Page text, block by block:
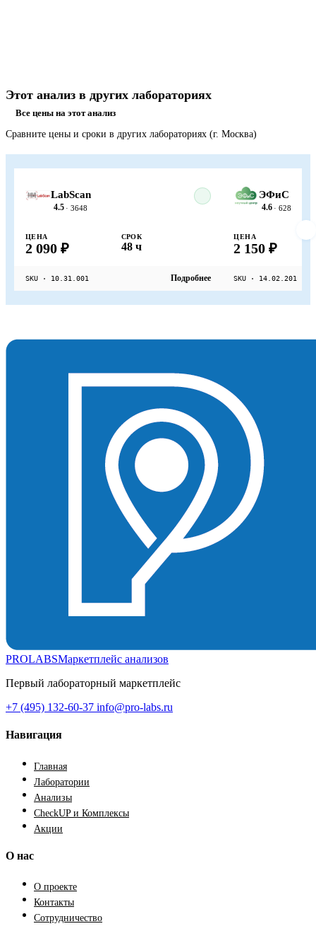
Этот анализ в других лабораториях
Все цены на этот анализ
Сравните цены и сроки в других лабораториях (г. Москва)
LabScan
4.5 · 3648
ЦЕНА
2 090 ₽
СРОК
48 ч
SKU · 10.31.001 Подробнее
ЭФиС
4.6 · 628
ЦЕНА
2 150 ₽
SKU · 14.02.201
PROLABSМаркетплейс анализов
Первый лабораторный маркетплейс
+7 (495) 132-60-37 info@pro-labs.ru
Навигация
Главная
Лаборатории
Анализы
CheckUP и Комплексы
Акции
О нас
О проекте
Контакты
Сотрудничество